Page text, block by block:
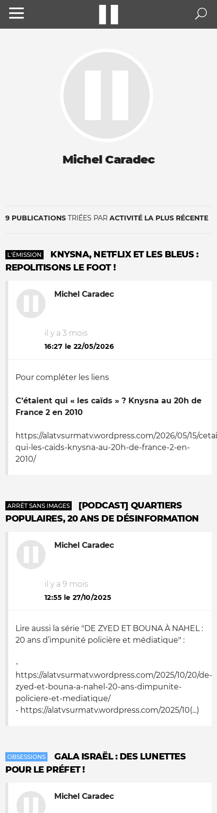
Michel Caradec
9 PUBLICATIONS TRIÉES PAR ACTIVITÉ LA PLUS RÉCENTE
L'ÉMISSION
KNYSNA, NETFLIX ET LES BLEUS :
REPOLITISONS LE FOOT !
Michel Caradec
il y a 3 mois
16:27 le 22/05/2026
Pour compléter les liens
C’étaient qui « les caïds » ? Knysna au 20h de
France 2 en 2010
https://alatvsurmatv.wordpress.com/2026/05/15/
qui-les-caids-knysna-au-20h-de-france-2-en-
2010/
ARRÊT SANS IMAGES
[PODCAST] QUARTIERS
POPULAIRES, 20 ANS DE DÉSINFORMATION
Michel Caradec
il y a 9 mois
12:55 le 27/10/2025
Lire aussi la série "DE ZYED ET BOUNA À NAHEL :
20 ans d’impunité policière et médiatique" :
-
https://alatvsurmatv.wordpress.com/2025/10/20/de-
zyed-et-bouna-a-nahel-20-ans-dimpunite-
policiere-et-mediatique/
- https://alatvsurmatv.wordpress.com/2025/10(...)
OBSESSIONS
GALA ISRAËL : DES LUNETTES
POUR LE PRÉFET !
Michel Caradec